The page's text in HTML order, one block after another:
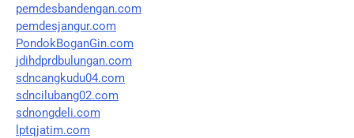
pemdesbandengan.com
pemdesjangur.com
PondokBoganGin.com
jdihdprdbulungan.com
sdncangkudu04.com
sdncilubang02.com
sdnongdeli.com
lptqjatim.com